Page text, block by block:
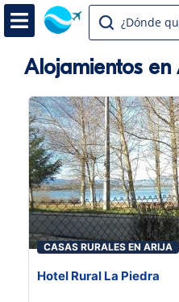
¿Dónde
Alojamientos en
CASAS RURALES EN ARIJA
Hotel Rural La Piedra